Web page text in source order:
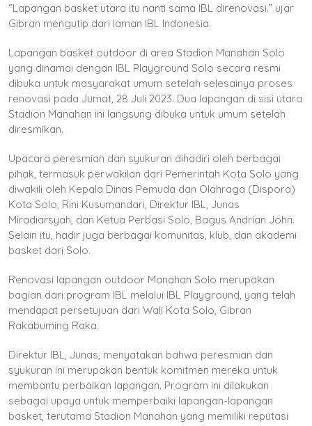
“Lapangan basket utara itu nanti sama IBL direnovasi.” ujar
Gibran mengutip dari laman IBL Indonesia.
Lapangan basket outdoor di area Stadion Manahan Solo
yang dinamai dengan IBL Playground Solo secara resmi
dibuka untuk masyarakat umum setelah selesainya proses
renovasi pada Jumat, 28 Juli 2023. Dua lapangan di sisi utara
Stadion Manahan ini langsung dibuka untuk umum setelah
diresmikan.
Upacara peresmian dan syukuran dihadiri oleh berbagai
pihak, termasuk perwakilan dari Pemerintah Kota Solo yang
diwakili oleh Kepala Dinas Pemuda dan Olahraga (Dispora)
Kota Solo, Rini Kusumandari, Direktur IBL, Junas
Miradiarsyah, dan Ketua Perbasi Solo, Bagus Andrian John.
Selain itu, hadir juga berbagai komunitas, klub, dan akademi
basket dari Solo.
Renovasi lapangan outdoor Manahan Solo merupakan
bagian dari program IBL melalui IBL Playground, yang telah
mendapat persetujuan dari Wali Kota Solo, Gibran
Rakabuming Raka.
Direktur IBL, Junas, menyatakan bahwa peresmian dan
syukuran ini merupakan bentuk komitmen mereka untuk
membantu perbaikan lapangan. Program ini dilakukan
sebagai upaya untuk memperbaiki lapangan-lapangan
basket, terutama Stadion Manahan yang memiliki reputasi